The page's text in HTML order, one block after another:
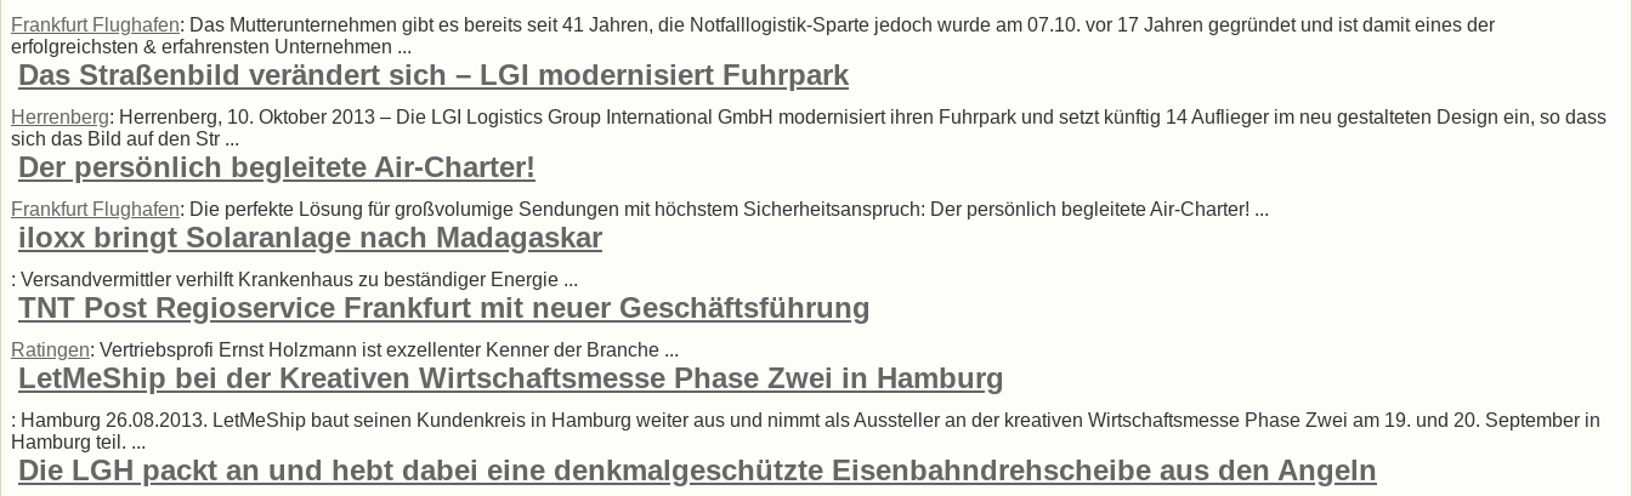
Frankfurt Flughafen: Das Mutterunternehmen gibt es bereits seit 41 Jahren, die Notfalllogistik-Sparte jedoch wurde am 07.10. vor 17 Jahren gegründet und ist damit eines der
erfolgreichsten & erfahrensten Unternehmen ...
Das Straßenbild verändert sich – LGI modernisiert Fuhrpark
Herrenberg: Herrenberg, 10. Oktober 2013 – Die LGI Logistics Group International GmbH modernisiert ihren Fuhrpark und setzt künftig 14 Auflieger im neu gestalteten Design ein, so dass
sich das Bild auf den Str ...
Der persönlich begleitete Air-Charter!
Frankfurt Flughafen: Die perfekte Lösung für großvolumige Sendungen mit höchstem Sicherheitsanspruch: Der persönlich begleitete Air-Charter! ...
iloxx bringt Solaranlage nach Madagaskar
: Versandvermittler verhilft Krankenhaus zu beständiger Energie ...
TNT Post Regioservice Frankfurt mit neuer Geschäftsführung
Ratingen: Vertriebsprofi Ernst Holzmann ist exzellenter Kenner der Branche ...
LetMeShip bei der Kreativen Wirtschaftsmesse Phase Zwei in Hamburg
: Hamburg 26.08.2013. LetMeShip baut seinen Kundenkreis in Hamburg weiter aus und nimmt als Aussteller an der kreativen Wirtschaftsmesse Phase Zwei am 19. und 20. September in
Hamburg teil. ...
Die LGH packt an und hebt dabei eine denkmalgeschützte Eisenbahndrehscheibe aus den Angeln